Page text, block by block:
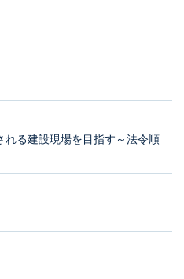
れる建設現場を目指す～法令順